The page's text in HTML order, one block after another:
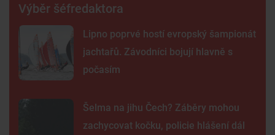
Výběr šéfredaktora
Lipno poprvé hostí evropský šampionát
jachtařů. Závodníci bojují hlavně s
počasím
Šelma na jihu Čech? Záběry mohou
zachycovat kočku, policie hlášení dál